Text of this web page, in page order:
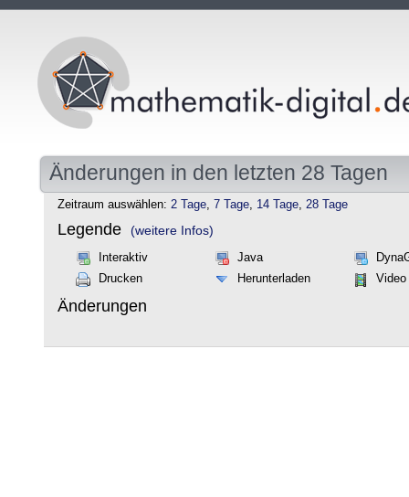
Änderungen in den letzten 28 Tagen
Zeitraum auswählen: 2 Tage, 7 Tage, 14 Tage, 28 Tage
Legende (weitere Infos)
Interaktiv Java
Drucken
Herunterladen Video
Änderungen